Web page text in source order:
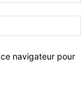
navigateur pour